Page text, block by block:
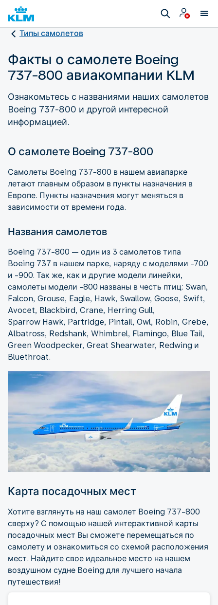
Типы самолетов
Факты о самолете Boeing
737-800 авиакомпании KLM
Ознакомьтесь с названиями наших самолетов
Boeing 737-800 и другой интересной
информацией.
О самолете Boeing 737-800
Самолеты Boeing 737-800 в нашем авиапарке
летают главным образом в пункты назначения в
Европе. Пункты назначения могут меняться в
зависимости от времени года.
Названия самолетов
Boeing 737-800 — один из 3 самолетов типа
Boeing 737 в нашем парке, наряду с моделями -700
и -900. Так же, как и другие модели линейки,
самолеты модели -800 названы в честь птиц: Swan,
Falcon, Grouse, Eagle, Hawk, Swallow, Goose, Swift,
Avocet, Blackbird, Crane, Herring Gull,
Sparrow Hawk, Partridge, Pintail, Owl, Robin, Grebe,
Albatross, Redshank, Whimbrel, Flamingo, Blue Tail,
Green Woodpecker, Great Shearwater, Redwing и
Bluethroat.
Карта посадочных мест
Хотите взглянуть на наш самолет Boeing 737-800
сверху? С помощью нашей интерактивной карты
посадочных мест Вы сможете перемещаться по
самолету и ознакомиться со схемой расположения
мест. Найдите свое идеальное место на нашем
воздушном судне Boeing для лучшего начала
путешествия!